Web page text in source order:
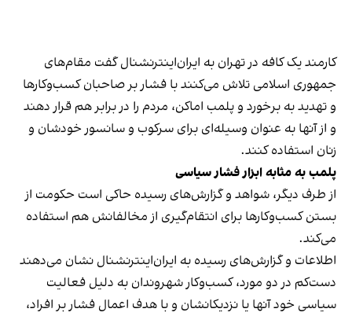
کارمند یک کافه در تهران به ایران‌اینترنشنال گفت مقام‌های
جمهوری اسلامی تلاش می‌کنند با فشار بر صاحبان کسب‌وکارها
و تهدید به برخورد و پلمب اماکن، مردم را در برابر هم قرار دهند
و از آنها به عنوان وسیله‌ای برای سرکوب و سانسور خودشان و
زنان استفاده کنند.
پلمب به مثابه ابزار فشار سیاسی
از طرف دیگر، شواهد و گزارش‌های رسیده حاکی است حکومت از
بستن کسب‌وکارها برای انتقام‌گیری از مخالفانش هم استفاده
می‌کند.
اطلاعات و گزارش‌های رسیده به ایران‌اینترنشنال نشان می‌دهند
دست‌کم در دو مورد، کسب‌وکار شهروندان به دلیل فعالیت
سیاسی خود آنها یا نزدیکانشان و با هدف اعمال فشار بر افراد،